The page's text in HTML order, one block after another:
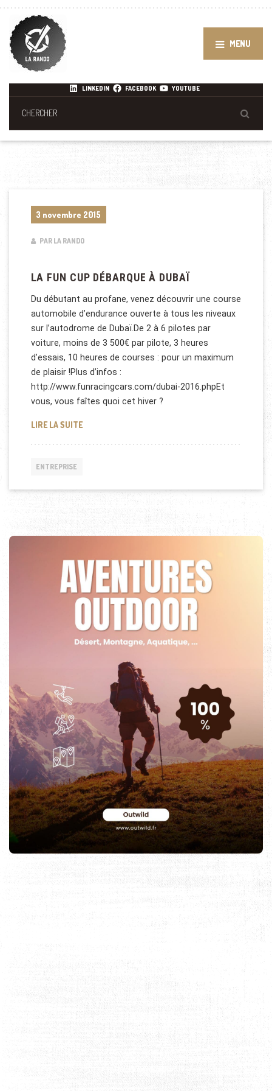
MENU
LINKEDIN FACEBOOK YOUTUBE
3 novembre 2015
PAR LA RANDO
LA FUN CUP DÉBARQUE À DUBAÏ
Du débutant au profane, venez découvrir une course
automobile d’endurance ouverte à tous les niveaux
sur l’autodrome de Dubaï.De 2 à 6 pilotes par
voiture, moins de 3 500€ par pilote, 3 heures
d’essais, 10 heures de courses : pour un maximum
de plaisir !Plus d’infos :
http://www.funracingcars.com/dubai-2016.phpEt
vous, vous faîtes quoi cet hiver ?
LIRE LA SUITELA FUN CUP DÉBARQUE À DUBAÏ
ENTREPRISE